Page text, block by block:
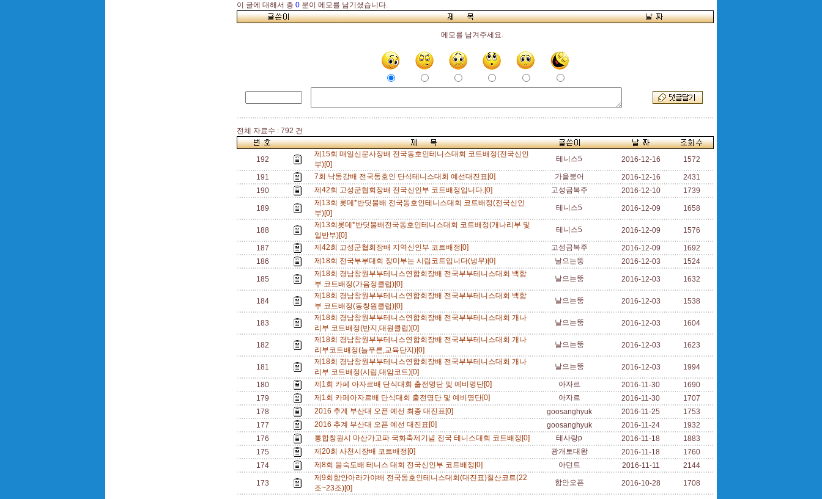
이 글에 대해서 총 0 분이 메모를 남기셨습니다.
메모를 남겨주세요.
전체 자료수 : 792 건
192
제15회 매일신문사장배 전국동호인테니스대회 코트배정(전국신인
부)[0]
테니스5 2016-12-16 1572
191 7회 낙동강배 전국동호인 단식테니스대회 예선대진표[0] 가을붕어 2016-12-16
2431
190
제42회 고성군협회장배 전국신인부 코트배정입니다.[0] 고성금복주 2016-12-10 1739
189
제13회 롯데*반딧불배 전국동호인테니스대회 코트배정(전국신인
부)[0]
테니스5 2016-12-09 1658
188
제13회롯데*반딧불배전국동호인테니스대회 코트배정(개나리부 및
일반부)[0]
테니스5 2016-12-09 1576
187 제42회 고성군협회장배 지역신인부 코트배정[0] 고성금복주 2016-12-09
1692
186
제18회 전국부부대회 장미부는 시립코트입니다(냉무)[0] 날으는뚱 2016-12-03 1524
185
제18회 경남창원부부테니스연합회장배 전국부부테니스대회 백합
부 코트배정(가음정클럽)[0]
날으는뚱 2016-12-03 1632
184
제18회 경남창원부부테니스연합회장배 전국부부테니스대회 백합
부 코트배정(동창원클럽)[0]
날으는뚱 2016-12-03 1538
183
제18회 경남창원부부테니스연합회장배 전국부부테니스대회 개나
리부 코트배정(반지,대원클럽)[0]
날으는뚱 2016-12-03 1604
182
제18회 경남창원부부테니스연합회장배 전국부부테니스대회 개나
리부코트배정(늘푸른,교육단지)[0]
날으는뚱 2016-12-03 1623
181
제18회 경남창원부부테니스연합회장배 전국부부테니스대회 개나
리부 코트배정(시립,대암코트)[0]
날으는뚱 2016-12-03 1994
180 제1회 카페 아자르배 단식대회 출전명단 및 예비명단[0] 아자르 2016-11-30
1690
179
제1회 카페아자르배 단식대회 출전명단 및 예비명단[0] 아자르 2016-11-30
1707
178
2016 추계 부산대 오픈 예선 최종 대진표[0] goosanghyuk 2016-11-25
1753
177
2016 추계 부산대 오픈 예선 대진표[0] goosanghyuk 2016-11-24
1932
176
통합창원시 마산가고파 국화축제기념 전국 테니스대회 코트배정[0] 테사랑p 2016-11-18
1883
175
제20회 사천시장배 코트배정[0] 광개토대왕 2016-11-18
1760
174
제8회 을숙도배 테니스 대회 전국신인부 코트배정[0] 아던트 2016-11-11 2144
173
제9회함안아라가야배 전국동호인테니스대회(대진표)칠산코트(22
조~23조)[0]
함안오픈 2016-10-28 1708